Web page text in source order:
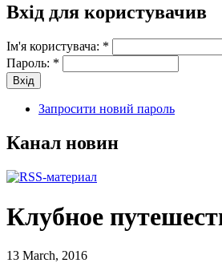
Вхід для користувачив
Ім'я користувача: *
Пароль: *
Запросити новий пароль
Канал новин
Клубное
13 March, 2016